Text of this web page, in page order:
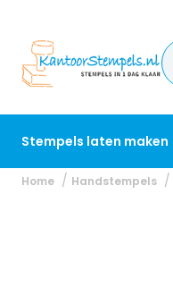
Stempels laten maken
Home Handstempels